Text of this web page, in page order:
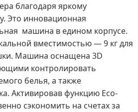
благодаря яркому
Это инновационная
машина в едином корпусе.
вместимостью — 9 кг для
Машина оснащена 3D
контролировать
белья, а также
Активировав функцию Eco-
сэкономить на счетах за